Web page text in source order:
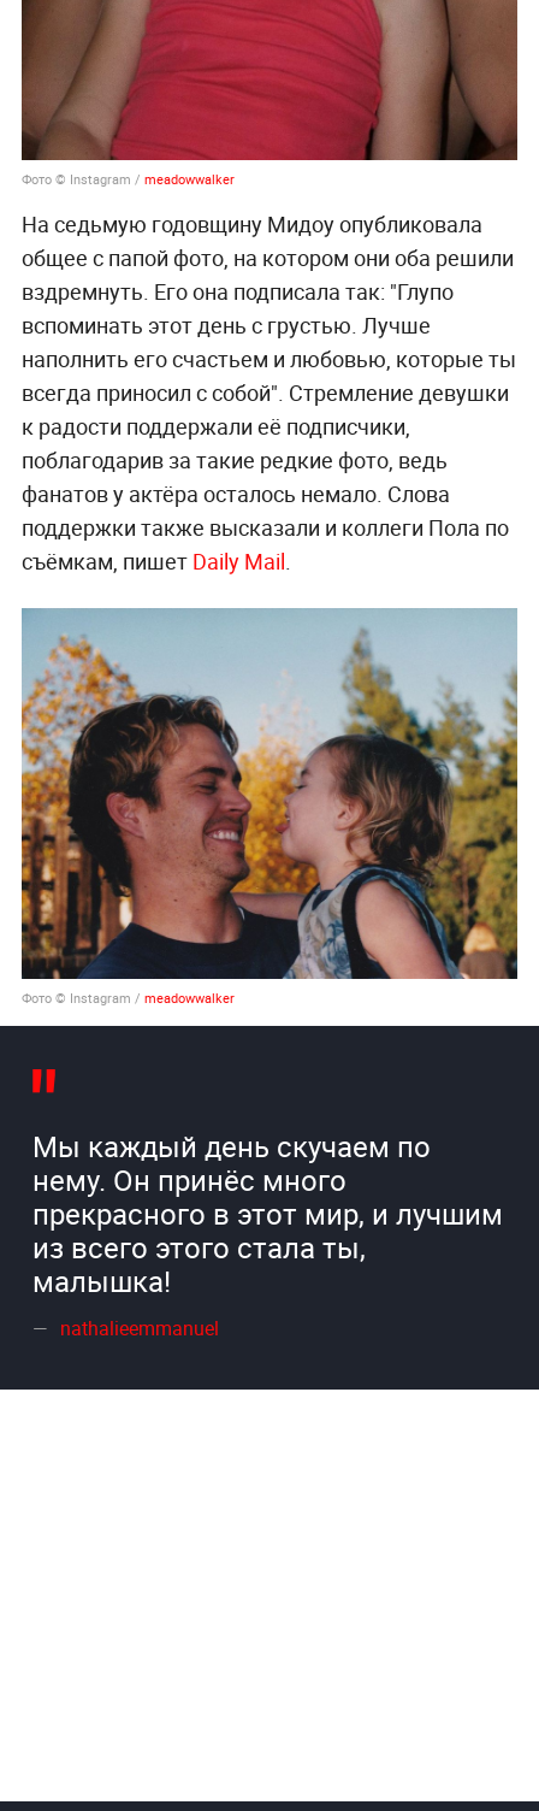
Фото © Instagram / meadowwalker
На седьмую годовщину Мидоу опубликовала
общее с папой фото, на котором они оба решили
вздремнуть. Его она подписала так: "Глупо
вспоминать этот день с грустью. Лучше
наполнить его счастьем и любовью, которые ты
всегда приносил с собой". Стремление девушки
к радости поддержали её подписчики,
поблагодарив за такие редкие фото, ведь
фанатов у актёра осталось немало. Слова
поддержки также высказали и коллеги Пола по
съёмкам, пишет Daily Mail.
Фото © Instagram / meadowwalker
Мы каждый день скучаем по
нему. Он принёс много
прекрасного в этот мир, и лучшим
из всего этого стала ты,
малышка!
nathalieemmanuel